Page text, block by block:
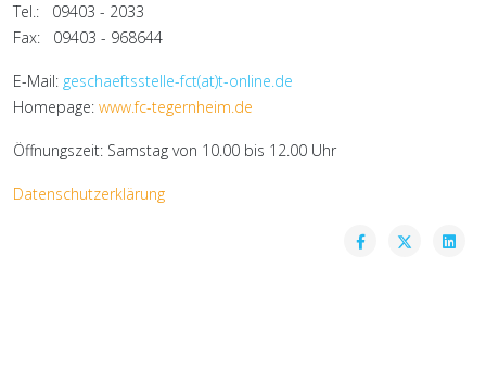
Tel.: 09403 - 2033
Fax: 09403 - 968644
E-Mail: geschaeftsstelle-fct(at)t-online.de
Homepage: www.fc-tegernheim.de
Öffnungszeit: Samstag von 10.00 bis 12.00 Uhr
Datenschutzerklärung